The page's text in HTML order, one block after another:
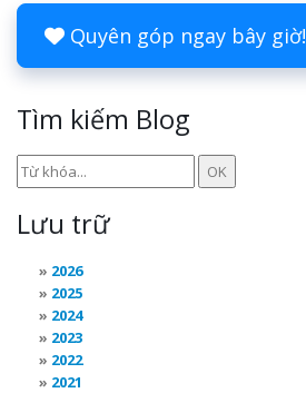
Quyên góp ngay bây giờ!
Tìm kiếm Blog
Lưu trữ
2026
2025
2024
2023
2022
2021